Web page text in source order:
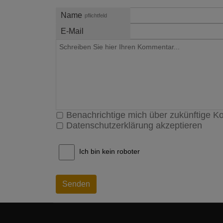
Name pflichtfeld
E-Mail
Benachrichtige mich über zukünftige
Datenschutzerklärung akzeptieren
Ich bin kein roboter
Senden